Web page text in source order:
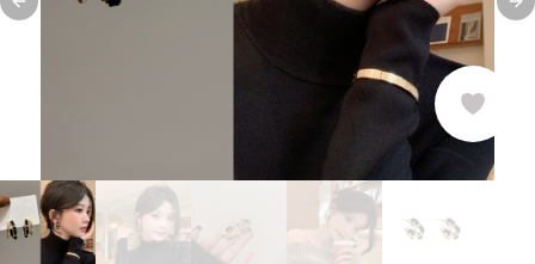
Previous slide